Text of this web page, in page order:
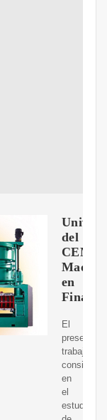
del
CEMA
en
El
presente
trabajo
consiste
en
el
estudio